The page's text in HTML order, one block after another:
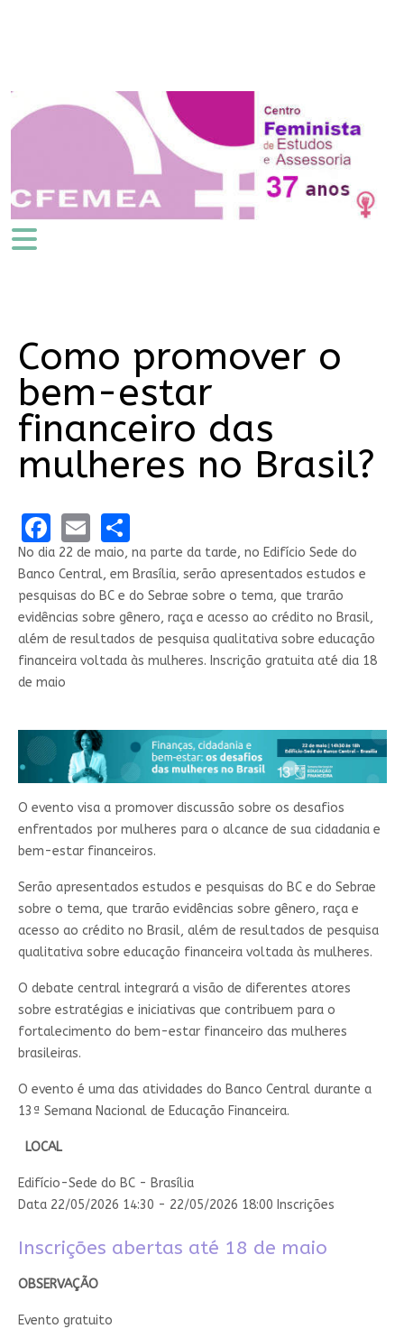
Como promover o
bem-estar
financeiro das
mulheres no Brasil?
Facebook
EmailShare
No dia 22 de maio, na parte da tarde, no Edifício Sede do
Banco Central, em Brasília, serão apresentados​ estudos e
pesquisas do BC e do Sebrae sobre o tema, que trarão
evidências sobre gênero, raça e acesso ao crédito no Brasil,
além de resultados de pesquisa qualitativa sobre educação
financeira voltada às mulheres. Inscrição gratuita até dia 18
de maio
O evento visa a promover discussão sobre os desafios
enfrentados por mulheres para o alcance de sua cidadania e
bem-estar financeiros.
Serão apresentados​ estudos e pesquisas do BC e do Sebrae
sobre o tema, que trarão evidências sobre gênero, raça e
acesso ao crédito no Brasil, além de resultados de pesquisa
qualitativa sobre educação financeira voltada às mulheres.
O debate central integrará a visão de diferentes atores
sobre estratégias e iniciativas que contribuem para o
fortalecimento do bem-estar financeiro das mulheres
brasileiras.
O evento é uma das atividades do Banco Central durante a
13ª Semana Nacional de Educação Financeira. ​​
LOCAL
Edifício-Sede do BC - Brasília
Data 22/05/2026 14:30 - 22/05/2026 18:00 Inscrições
Inscrições abertas até 18 de maio​
​OBSERVAÇÃO
Evento gratuito​